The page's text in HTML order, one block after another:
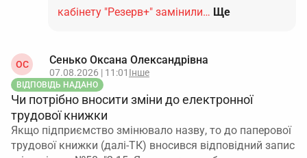
кабінету "Резерв+" замінили… Ще
ОС Сенько Оксана Олександрівна
07.08.2026 | 11:01 Інше
ВІДПОВІДЬ НАДАНО
Чи потрібно вносити зміни до електронної
трудової книжки
Якщо підприємство змінювало назву, то до паперової
трудової книжки (далі-ТК) вносився відповідний запис